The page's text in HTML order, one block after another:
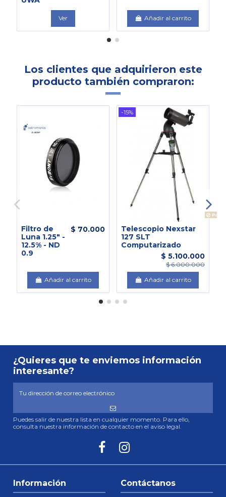
Ver Añadir al carrito
Los clientes que adquirieron este
producto también compraron:
Filtro de
Luna 1.25" -
12.5% - ND
0.9
$ 70.000
Añadir al carrito
-15%
Telescopio Nexstar
127 SLT
Computarizado
$ 5.100.000
$ 6.000.000
Añadir al carrito
¿Quieres que te enviemos información
interesante?
Puedes salir de nuestra lista en cualquier momento. Para ello,
consulta nuestra información de contacto en el aviso legal.
Información Contáctanos